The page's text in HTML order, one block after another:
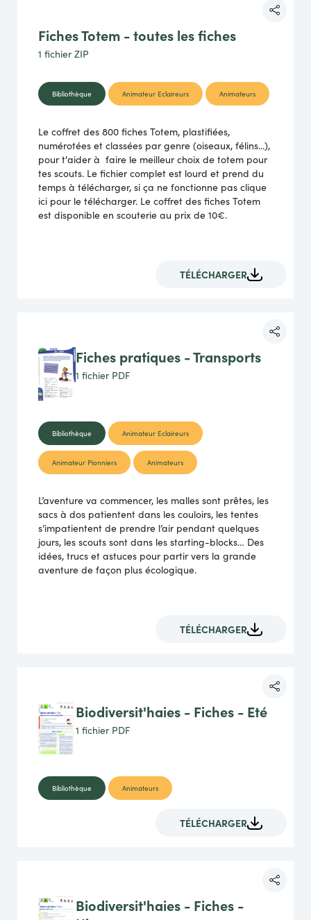
Fiches Totem - toutes les fiches
1 fichierZIP
Bibliothèque Animateur Eclaireurs Animateurs
Le coffret des 800 fiches Totem, plastifiées,
numérotées et classées par genre (oiseaux, félins...),
pour t'aider à faire le meilleur choix de totem pour
tes scouts. Le fichier complet est lourd et prend du
temps à télécharger, si ça ne fonctionne pas clique
ici pour le télécharger. Le coffret des fiches Totem
est disponible en scouterie au prix de 10€.
TÉLÉCHARGER
Fiches pratiques - Transports
1 fichier PDF
Bibliothèque Animateur Eclaireurs
Animateur Pionniers Animateurs
L’aventure va commencer, les malles sont prêtes, les
sacs à dos patientent dans les couloirs, les tentes
s’impatientent de prendre l’air pendant quelques
jours, les scouts sont dans les starting-blocks… Des
idées, trucs et astuces pour partir vers la grande
aventure de façon plus écologique.
TÉLÉCHARGER
Biodiversit'haies - Fiches - Eté
1 fichier PDF
Bibliothèque Animateurs
TÉLÉCHARGER
Biodiversit'haies - Fiches -